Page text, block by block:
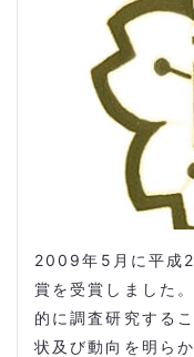
2009年5月に平成
賞を受賞しました
的に調査研究する
状及び動向を明ら